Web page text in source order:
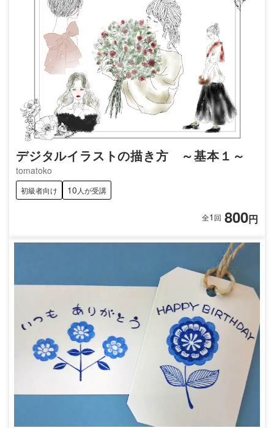
デジタルイラストの描き方 ～基本１～
tomatoko
初級者向け 10 人が受講
全1 回 800円